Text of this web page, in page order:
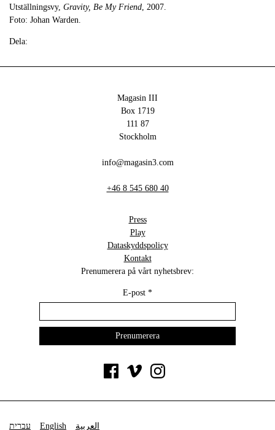
Utställningsvy, Gravity, Be My Friend , 2007.
Foto: Johan Warden.
Dela:
Magasin III
Box 1719
111 87
Stockholm
info@magasin3.com
+46 8 545 680 40
Press
Play
Dataskyddspolicy
Kontakt
Prenumerera på vårt nyhetsbrev:
E-post *
עברית English العربية